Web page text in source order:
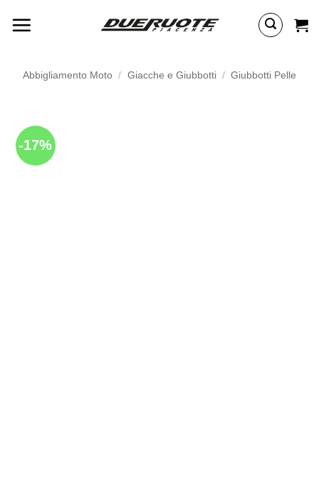
Abbigliamento Moto / Giacche e Giubbotti / Giubbotti Pelle
-17%